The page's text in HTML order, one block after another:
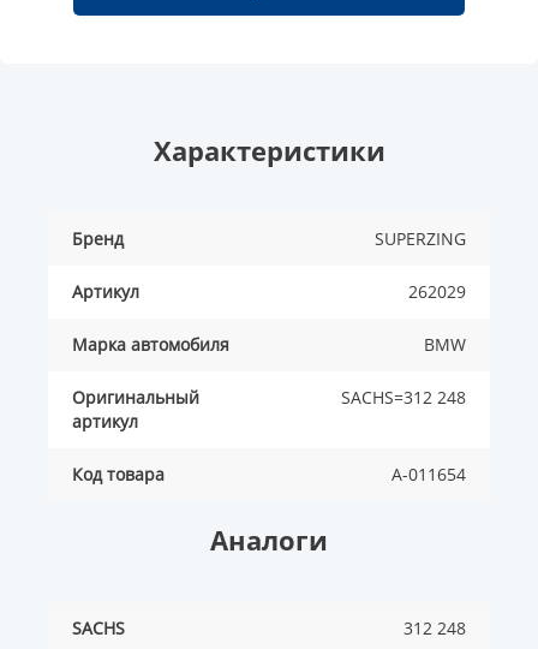
Характеристики
Бренд SUPERZING
Артикул 262029
Марка автомобиля BMW
Оригинальный
артикул
SACHS=312 248
Код товара A-011654
Аналоги
SACHS 312 248